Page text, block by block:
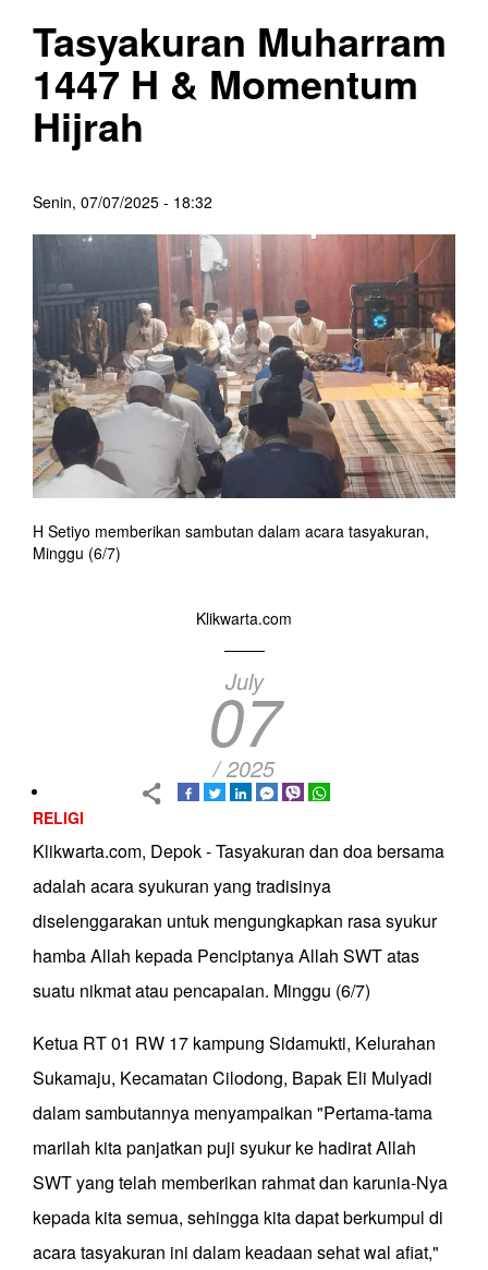
Tasyakuran Muharram
1447 H & Momentum
Hijrah
Senin, 07/07/2025 - 18:32
H Setiyo memberikan sambutan dalam acara tasyakuran,
Minggu (6/7)
Klikwarta.com
July
07
/ 2025
RELIGI
Klikwarta.com, Depok - Tasyakuran dan doa bersama
adalah acara syukuran yang tradisinya
diselenggarakan untuk mengungkapkan rasa syukur
hamba Allah kepada Penciptanya Allah SWT atas
suatu nikmat atau pencapaian. Minggu (6/7)
Ketua RT 01 RW 17 kampung Sidamukti, Kelurahan
Sukamaju, Kecamatan Cilodong, Bapak Eli Mulyadi
dalam sambutannya menyampaikan "Pertama-tama
marilah kita panjatkan puji syukur ke hadirat Allah
SWT yang telah memberikan rahmat dan karunia-Nya
kepada kita semua, sehingga kita dapat berkumpul di
acara tasyakuran ini dalam keadaan sehat wal afiat,"